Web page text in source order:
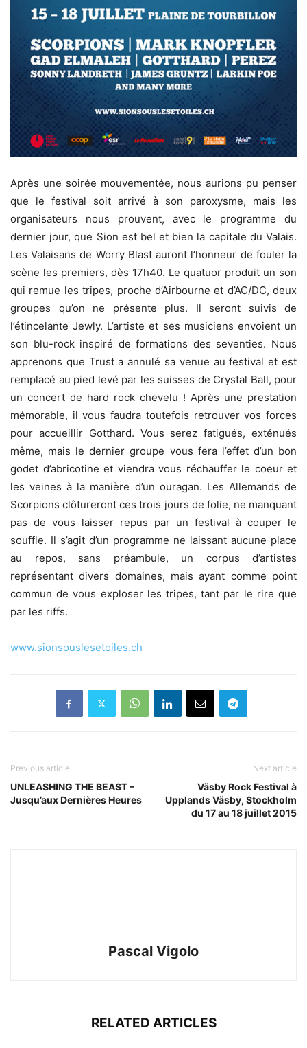
Après une soirée mouvementée, nous aurions pu penser
que le festival soit arrivé à son paroxysme, mais les
organisateurs nous prouvent, avec le programme du
dernier jour, que Sion est bel et bien la capitale du Valais.
Les Valaisans de Worry Blast auront l’honneur de fouler la
scène les premiers, dès 17h40. Le quatuor produit un son
qui remue les tripes, proche d’Airbourne et d’AC/DC, deux
groupes qu’on ne présente plus. Il seront suivis de
l’étincelante Jewly. L’artiste et ses musiciens envoient un
son blu-rock inspiré de formations des seventies. Nous
apprenons que Trust a annulé sa venue au festival et est
remplacé au pied levé par les suisses de Crystal Ball, pour
un concert de hard rock chevelu ! Après une prestation
mémorable, il vous faudra toutefois retrouver vos forces
pour accueillir Gotthard. Vous serez fatigués, exténués
même, mais le dernier groupe vous fera l’effet d’un bon
godet d’abricotine et viendra vous réchauffer le coeur et
les veines à la manière d’un ouragan. Les Allemands de
Scorpions clôtureront ces trois jours de folie, ne manquant
pas de vous laisser repus par un festival à couper le
souffle. Il s’agit d’un programme ne laissant aucune place
au repos, sans préambule, un corpus d’artistes
représentant divers domaines, mais ayant comme point
commun de vous exploser les tripes, tant par le rire que
par les riffs.
www.sionsouslesetoiles.ch
Previous article
UNLEASHING THE BEAST –
Jusqu’aux Dernières Heures
Next article
Väsby Rock Festival à
Upplands Väsby, Stockholm
du 17 au 18 juillet 2015
Pascal Vigolo
RELATED ARTICLES